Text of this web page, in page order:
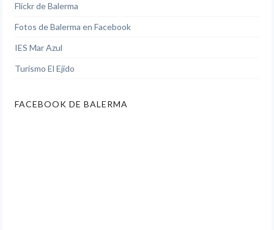
Flickr de Balerma
Fotos de Balerma en Facebook
IES Mar Azul
Turismo El Ejido
FACEBOOK DE BALERMA